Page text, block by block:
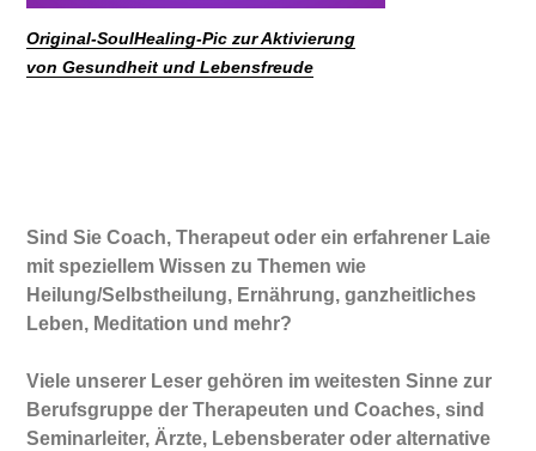
Original-SoulHealing-Pic zur Aktivierung
von Gesundheit und Lebensfreude
Sind Sie Coach, Therapeut oder ein erfahrener Laie
mit speziellem Wissen zu Themen wie
Heilung/Selbstheilung, Ernährung, ganzheitliches
Leben, Meditation und mehr?
Viele unserer Leser gehören im weitesten Sinne zur
Berufsgruppe der Therapeuten und Coaches, sind
Seminarleiter, Ärzte, Lebensberater oder alternative